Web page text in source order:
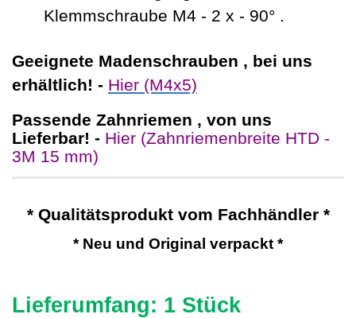
Klemmschraube M4 - 2 x - 90° .
Geeignete Madenschrauben , bei uns
erhältlich! - Hier (M4x5)
Passende Zahnriemen , von uns
Lieferbar! - Hier (Zahnriemenbreite HTD -
3M 15 mm)
* Qualitätsprodukt vom Fachhändler *
* Neu und Original verpackt *
Lieferumfang: 1 Stück